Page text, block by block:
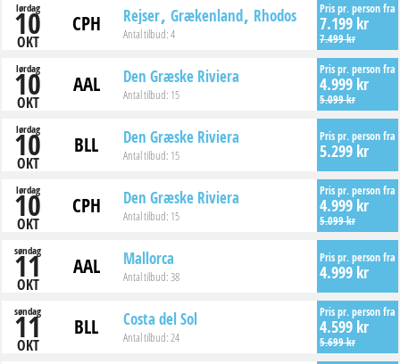
lørdag
10
OKT
CPH Rejser Grækenland Rhodos
Antal tilbud:4
Pris pr. person fra
7.199 kr
7.499 kr
lørdag
10
OKT
AAL Den Græske Riviera
Antal tilbud: 15
Pris pr. person fra
4.999 kr
5.099 kr
lørdag
10
OKT
BLL Den Græske Riviera
Antal tilbud: 15
Pris pr. person fra
5.299 kr
lørdag
10
OKT
CPH Den Græske Riviera
Antal tilbud: 15
Pris pr. person fra
4.999 kr
5.099 kr
søndag
11
OKT
AAL Mallorca
Antal tilbud:38
Pris pr. person fra
4.999 kr
søndag
11
OKT
BLL Costa del Sol
Antal tilbud:24
Pris pr. person fra
4.599 kr
5.699 kr